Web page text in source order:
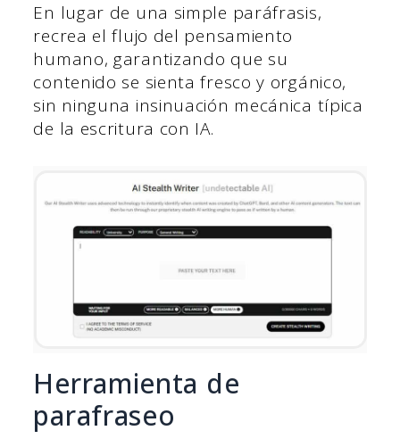
En lugar de una simple paráfrasis,
recrea el flujo del pensamiento
humano, garantizando que su
contenido se sienta fresco y orgánico,
sin ninguna insinuación mecánica típica
de la escritura con IA.
Herramienta de
parafraseo